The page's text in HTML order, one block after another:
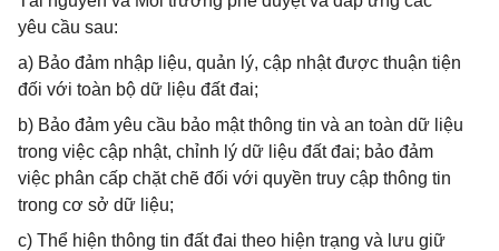
yêu cầu sau:
a) Bảo đảm nhập liệu, quản lý, cập nhật được thuận tiện
đối với toàn bộ dữ liệu đất đai;
b) Bảo đảm yêu cầu bảo mật thông tin và an toàn dữ liệu
trong việc cập nhật, chỉnh lý dữ liệu đất đai; bảo đảm
việc phân cấp chặt chẽ đối với quyền truy cập thông tin
trong cơ sở dữ liệu;
c) Thể hiện thông tin đất đai theo hiện trạng và lưu giữ